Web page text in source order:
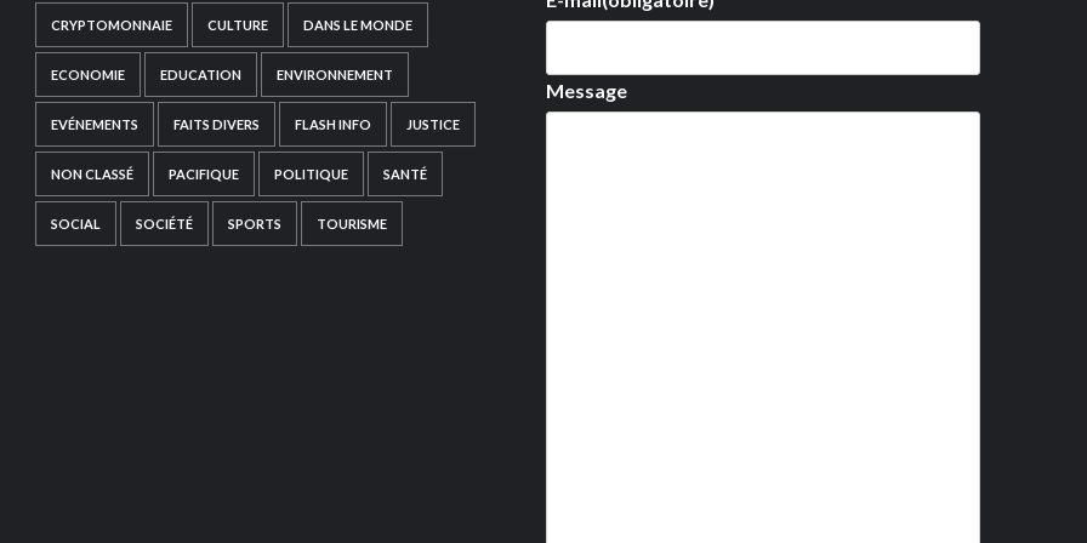
CRYPTOMONNAIE CULTURE DANS LE MONDE
ECONOMIE EDUCATION ENVIRONNEMENT
EVÉNEMENTS FAITS DIVERS FLASH INFO JUSTICE
NON CLASSÉ PACIFIQUE POLITIQUE SANTÉ
SOCIAL SOCIÉTÉ SPORTS TOURISME
Message